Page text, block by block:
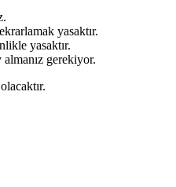
yasaktır.
yasaktır.
gerekiyor.